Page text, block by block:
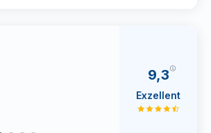
9,3
Exzellent